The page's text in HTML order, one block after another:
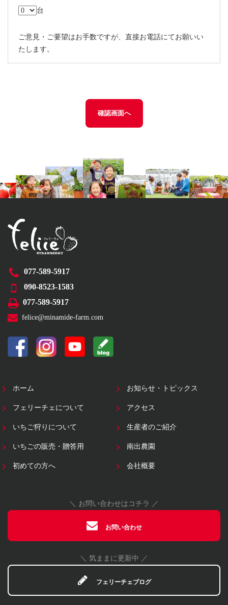
台
ご意見・ご要望はお手数ですが、直接お電話にてお願いい
たします。
確認画面へ
077-589-5917
090-8523-1583
077-589-5917
felice@minamide-farm.com
ホーム
フェリーチェについて
いちご狩りについて
いちごの販売・贈答用
初めての方へ
お知らせ・トピックス
アクセス
生産者のご紹介
南出農園
会社概要
＼ お問い合わせはコチラ ／
お問い合わせ
＼ 気ままに更新中 ／
フェリーチェブログ